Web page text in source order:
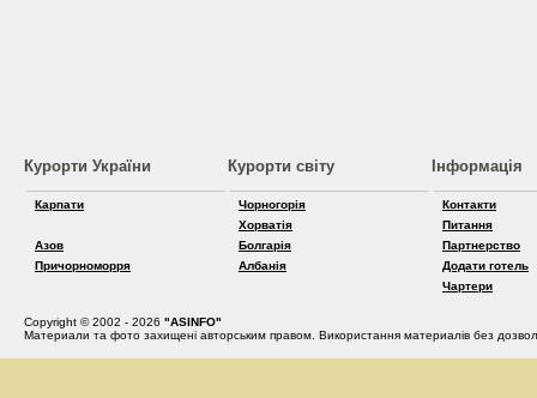
Курорти України
Карпати
Азов
Причорноморря
Курорти світу
Чорногорія
Хорватія
Болгарія
Албанія
Інформація
Контакти
Питання
Партнерство
Додати готель
Чартери
Copyright © 2002 - 2026 "ASINFO"
Материали та фото захищені авторським правом. Використання материалів без